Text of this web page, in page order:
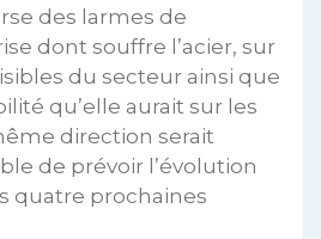
des larmes de
dont souffre l’acier, sur
du secteur ainsi que
qu’elle aurait sur les
direction serait
de prévoir l’évolution
quatre prochaines